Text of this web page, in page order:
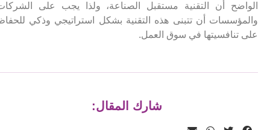
الواضح أن التقنية مستقبل الصناعة، ولذا يجب على الشركات
والمؤسسات أن تتبنى هذه التقنية بشكل استراتيجي وذكي للحفاظ
على تنافسيتها في سوق العمل.
شارك المقال: